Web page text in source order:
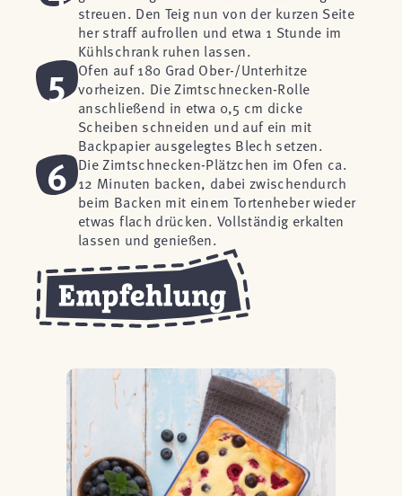
streuen. Den Teig nun von der kurzen Seite
her straff aufrollen und etwa 1 Stunde im
Kühlschrank ruhen lassen.
5
Ofen auf 180 Grad Ober-/Unterhitze
vorheizen. Die Zimtschnecken-Rolle
anschließend in etwa 0,5 cm dicke
Scheiben schneiden und auf ein mit
Backpapier ausgelegtes Blech setzen.
6
Die Zimtschnecken-Plätzchen im Ofen ca.
12 Minuten backen, dabei zwischendurch
beim Backen mit einem Tortenheber wieder
etwas flach drücken. Vollständig erkalten
lassen und genießen.